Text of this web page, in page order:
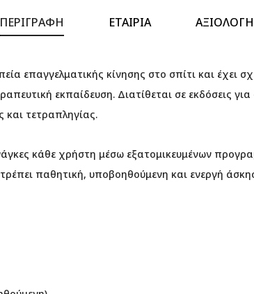
ΠΕΡΙΓΡΑΦΉ ΕΤΑΙΡΊΑ
επαγγελματικής κίνησης στο σπίτι και έχει
εκπαίδευση. Διατίθεται σε εκδόσεις
τετραπληγίας.
κάθε χρήστη μέσω εξατομικευμένων
παθητική, υποβοηθούμενη και ενεργή